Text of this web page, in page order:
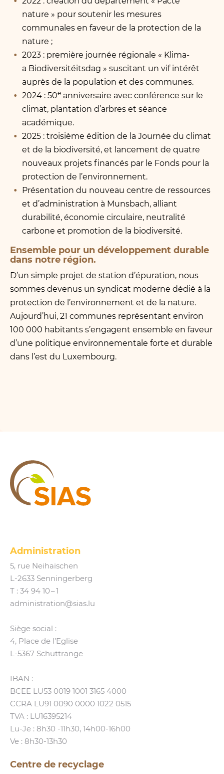
nature » pour soutenir les mesures
communales en faveur de la protection de la
nature ;
2023 : première journée régionale « Klima-
a Biodiversitéitsdag » suscitant un vif intérêt
auprès de la population et des communes.
2024 : 50e anniversaire avec conférence sur le
climat, plantation d’arbres et séance
académique.
2025 : troisième édition de la Journée du climat
et de la biodiversité, et lancement de quatre
nouveaux projets financés par le Fonds pour la
protection de l’environnement.
Présentation du nouveau centre de ressources
et d’administration à Munsbach, alliant
durabilité, économie circulaire, neutralité
carbone et promotion de la biodiversité.
Ensemble pour un développement durable
dans notre région.
D’un simple projet de station d’épuration, nous
sommes devenus un syndicat moderne dédié à la
protection de l’environnement et de la nature.
Aujourd’hui, 21 communes représentant environ
100 000 habitants s’engagent ensemble en faveur
d’une politique environnementale forte et durable
dans l’est du Luxembourg.
Administration
5, rue Neihaischen
L‑2633 Senningerberg
T : 34 94 10 – 1
administration@​sias.​lu
Siège social :
4, Place de l’Eglise
L‑5367 Schuttrange
IBAN :
BCEE LU53 0019 1001 3165 4000
CCRA LU91 0090 0000 1022 0515
TVA : LU16395214
Lu-Je : 8h30 ‑11h30, 14h00-16h00
Ve : 8h30-13h30
Centre de recyclage